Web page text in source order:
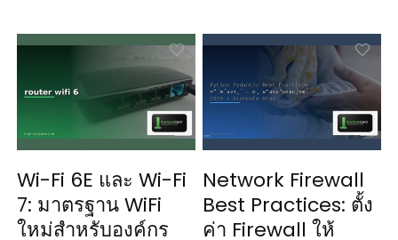
Wi-Fi 6E และ Wi-Fi
7: มาตรฐาน WiFi
ใหม่สำหรับองค์กร
Network Firewall
Best Practices: ตั้ง
ค่า Firewall ให้